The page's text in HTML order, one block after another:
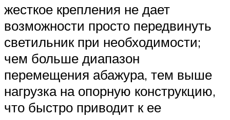
жесткое крепления не дает
возможности просто передвинуть
светильник при необходимости;
чем больше диапазон
перемещения абажура, тем выше
нагрузка на опорную конструкцию,
что быстро приводит к ее